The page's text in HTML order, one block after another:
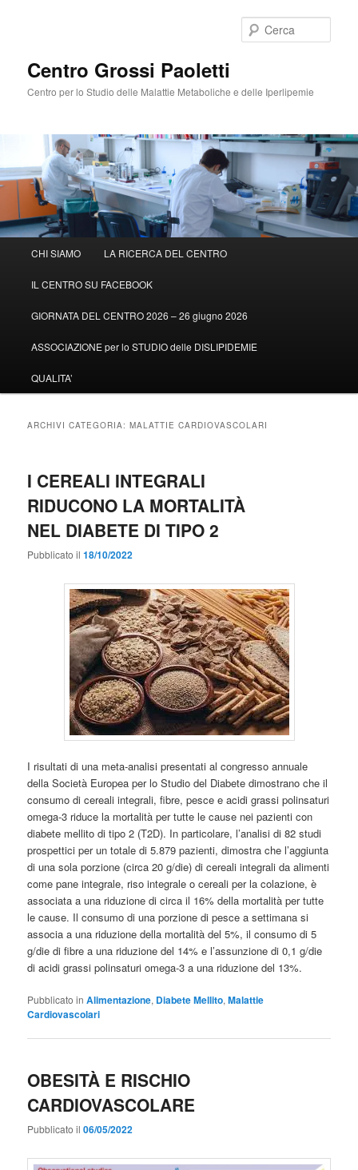
Centro Grossi Paoletti
Centro per lo Studio delle Malattie Metaboliche e delle Iperlipemie
principale
Vai
al
contenuto
Vai
al
contenuto
CHI SIAMO LA RICERCA DEL CENTRO
IL CENTRO SU FACEBOOK
GIORNATA DEL CENTRO 2026 – 26 giugno 2026
ASSOCIAZIONE per lo STUDIO delle DISLIPIDEMIE
QUALITA’
ARCHIVI CATEGORIA:MALATTIE CARDIOVASCOLARI
I CEREALI INTEGRALI
RIDUCONO LA MORTALITÀ
NEL DIABETE DI TIPO 2
Pubblicato il18/10/2022
I risultati di una meta-analisi presentati al congresso annuale
della Società Europea per lo Studio del Diabete dimostrano che il
consumo di cereali integrali, fibre, pesce e acidi grassi polinsaturi
omega-3 riduce la mortalità per tutte le cause nei pazienti con
diabete mellito di tipo 2 (T2D). In particolare, l’analisi di 82 studi
prospettici per un totale di 5.879 pazienti, dimostra che l’aggiunta
di una sola porzione (circa 20 g/die) di cereali integrali da alimenti
come pane integrale, riso integrale o cereali per la colazione, è
associata a una riduzione di circa il 16% della mortalità per tutte
le cause. Il consumo di una porzione di pesce a settimana si
associa a una riduzione della mortalità del 5%, il consumo di 5
g/die di fibre a una riduzione del 14% e l’assunzione di 0,1 g/die
di acidi grassi polinsaturi omega-3 a una riduzione del 13%.
Pubblicato in Alimentazione, Diabete Mellito,Malattie
Cardiovascolari
OBESITÀ E RISCHIO
CARDIOVASCOLARE
Pubblicato il06/05/2022